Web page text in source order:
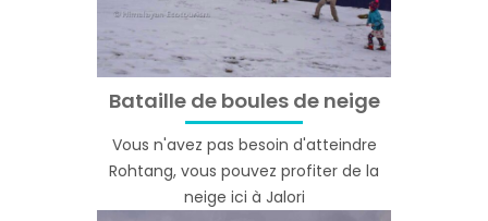
Bataille de boules de neige
Vous n'avez pas besoin d'atteindre
Rohtang, vous pouvez profiter de la
neige ici à Jalori